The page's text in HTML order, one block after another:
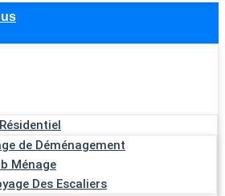
de Déménagement
Ménage
Des Escaliers